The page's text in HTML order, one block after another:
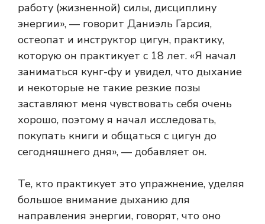
работу (жизненной) силы, дисциплину
энергии», — говорит Даниэль Гарсия,
остеопат и инструктор цигун, практику,
которую он практикует с 18 лет. «Я начал
заниматься кунг-фу и увидел, что дыхание
и некоторые не такие резкие позы
заставляют меня чувствовать себя очень
хорошо, поэтому я начал исследовать,
покупать книги и общаться с цигун до
сегодняшнего дня», — добавляет он.
Те, кто практикует это упражнение, уделяя
большое внимание дыханию для
направления энергии, говорят, что оно